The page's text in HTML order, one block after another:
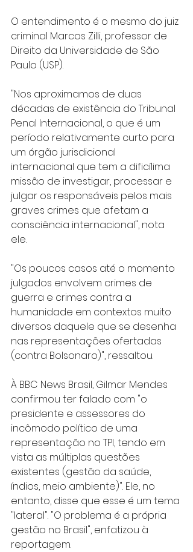
O entendimento é o mesmo do juiz
criminal Marcos Zilli, professor de
Direito da Universidade de São
Paulo (USP).
"Nos aproximamos de duas
décadas de existência do Tribunal
Penal Internacional, o que é um
período relativamente curto para
um órgão jurisdicional
internacional que tem a dificílima
missão de investigar, processar e
julgar os responsáveis pelos mais
graves crimes que afetam a
consciência internacional", nota
ele.
"Os poucos casos até o momento
julgados envolvem crimes de
guerra e crimes contra a
humanidade em contextos muito
diversos daquele que se desenha
nas representações ofertadas
(contra Bolsonaro)", ressaltou.
À BBC News Brasil, Gilmar Mendes
confirmou ter falado com "o
presidente e assessores do
incômodo político de uma
representação no TPI, tendo em
vista as múltiplas questões
existentes (gestão da saúde,
índios, meio ambiente)". Ele, no
entanto, disse que esse é um tema
"lateral". "O problema é a própria
gestão no Brasil", enfatizou à
reportagem.